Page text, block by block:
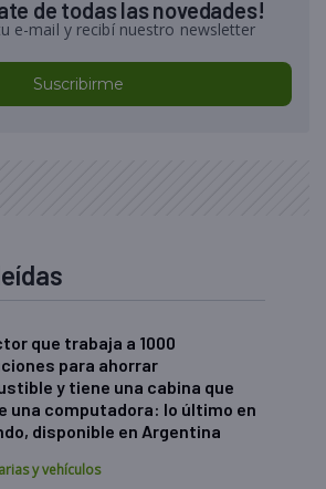
de todas las novedades!
e-mail y recibí nuestro newsletter
Suscribirme
que trabaja a 1000
para ahorrar
y tiene una cabina que
una computadora: lo último en
disponible en Argentina
y vehículos